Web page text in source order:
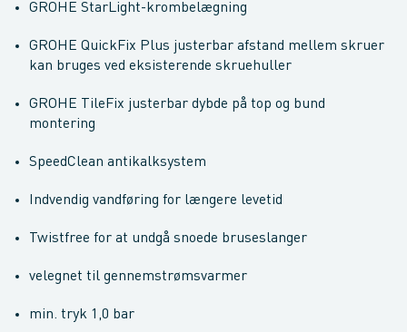
GROHE StarLight-krombelægning
GROHE QuickFix Plus justerbar afstand mellem skruer
kan bruges ved eksisterende skruehuller
GROHE TileFix justerbar dybde på top og bund
montering
SpeedClean antikalksystem
Indvendig vandføring for længere levetid
Twistfree for at undgå snoede bruseslanger
velegnet til gennemstrømsvarmer
min. tryk 1,0 bar